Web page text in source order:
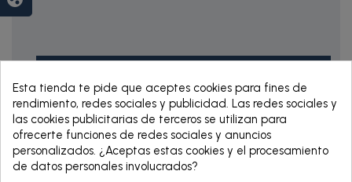
RENTING DE 12
Esta tienda te pide que aceptes cookies para fines de
rendimiento, redes sociales y publicidad. Las redes sociales y
las cookies publicitarias de terceros se utilizan para
ofrecerte funciones de redes sociales y anuncios
personalizados. ¿Aceptas estas cookies y el procesamiento
de datos personales involucrados?